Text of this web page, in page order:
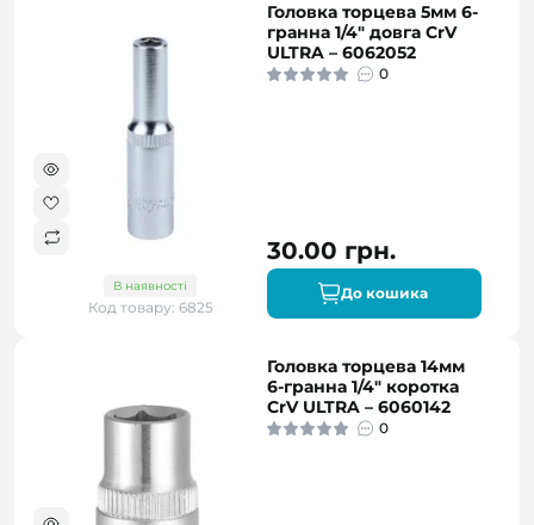
В наявності
Код товару: 6825
Головка торцева 5мм 6-
гранна 1/4" довга CrV
ULTRA – 6062052
0
30.00 грн.
До кошика
Головка торцева 14мм
6-гранна 1/4" коротка
CrV ULTRA – 6060142
0